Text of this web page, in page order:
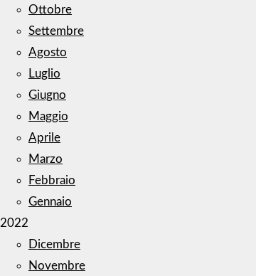
Ottobre
Settembre
Agosto
Luglio
Giugno
Maggio
Aprile
Marzo
Febbraio
Gennaio
2022
Dicembre
Novembre